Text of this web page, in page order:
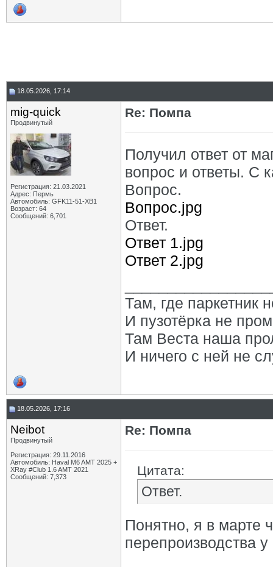
18.05.2026, 17:14
mig-quick
Продвинутый
Регистрация: 21.03.2021
Адрес: Пермь
Автомобиль: GFK11-51-ХВ1
Возраст: 64
Сообщений: 6,701
Re: Помпа
Получил ответ от
вопрос и ответы. С
Вопрос.
Вопрос.jpg
Ответ.
Ответ 1.jpg
Ответ 2.jpg
Там, где паркетник
И пузотёрка не
Там Веста наша
И ничего с ней не
18.05.2026, 17:16
Neibot
Продвинутый
Регистрация: 29.11.2016
Автомобиль: Haval M6 AMT 2025 +
XRay #Club 1.6 AMT 2021
Сообщений: 7,373
Re: Помпа
Цитата:
Ответ.
Понятно, я в марте
перепроизводства у